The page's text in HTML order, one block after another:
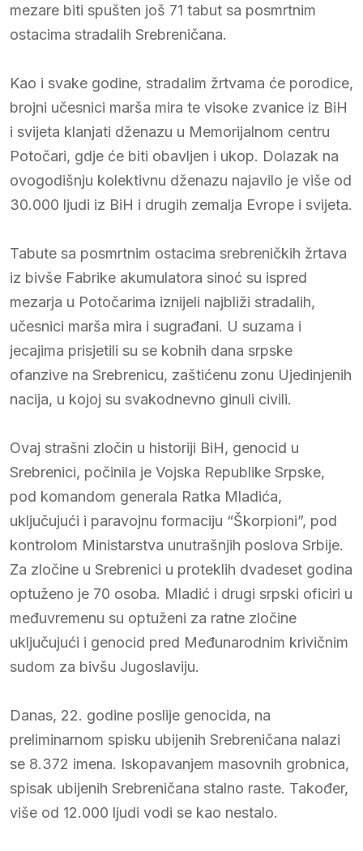
mezare biti spušten još 71 tabut sa posmrtnim
ostacima stradalih Srebreničana.
Kao i svake godine, stradalim žrtvama će porodice,
brojni učesnici marša mira te visoke zvanice iz BiH
i svijeta klanjati dženazu u Memorijalnom centru
Potočari, gdje će biti obavljen i ukop. Dolazak na
ovogodišnju kolektivnu dženazu najavilo je više od
30.000 ljudi iz BiH i drugih zemalja Evrope i svijeta.
Tabute sa posmrtnim ostacima srebreničkih žrtava
iz bivše Fabrike akumulatora sinoć su ispred
mezarja u Potočarima iznijeli najbliži stradalih,
učesnici marša mira i sugrađani. U suzama i
jecajima prisjetili su se kobnih dana srpske
ofanzive na Srebrenicu, zaštićenu zonu Ujedinjenih
nacija, u kojoj su svakodnevno ginuli civili.
Ovaj strašni zločin u historiji BiH, genocid u
Srebrenici, počinila je Vojska Republike Srpske,
pod komandom generala Ratka Mladića,
uključujući i paravojnu formaciju “Škorpioni”, pod
kontrolom Ministarstva unutrašnjih poslova Srbije.
Za zločine u Srebrenici u proteklih dvadeset godina
optuženo je 70 osoba. Mladić i drugi srpski oficiri u
međuvremenu su optuženi za ratne zločine
uključujući i genocid pred Međunarodnim krivičnim
sudom za bivšu Jugoslaviju.
Danas, 22. godine poslije genocida, na
preliminarnom spisku ubijenih Srebreničana nalazi
se 8.372 imena. Iskopavanjem masovnih grobnica,
spisak ubijenih Srebreničana stalno raste. Također,
više od 12.000 ljudi vodi se kao nestalo.